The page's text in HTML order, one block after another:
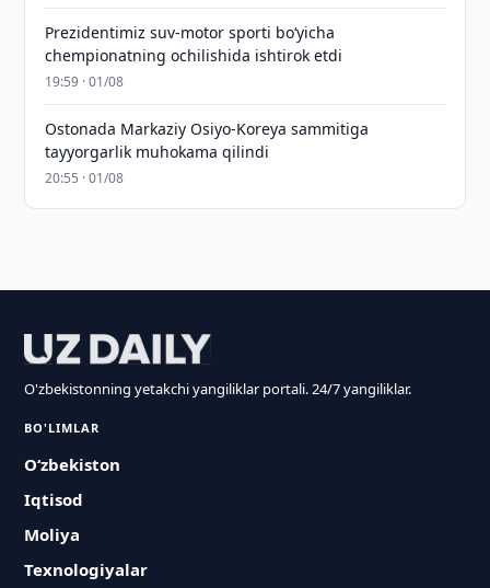
Prezidentimiz suv-motor sporti bo‘yicha
chempionatning ochilishida ishtirok etdi
19:59 · 01/08
Ostonada Markaziy Osiyo-Koreya sammitiga
tayyorgarlik muhokama qilindi
20:55 · 01/08
O'zbekistonning yetakchi yangiliklar portali. 24/7 yangiliklar.
BO'LIMLAR
O‘zbekiston
Iqtisod
Moliya
Texnologiyalar